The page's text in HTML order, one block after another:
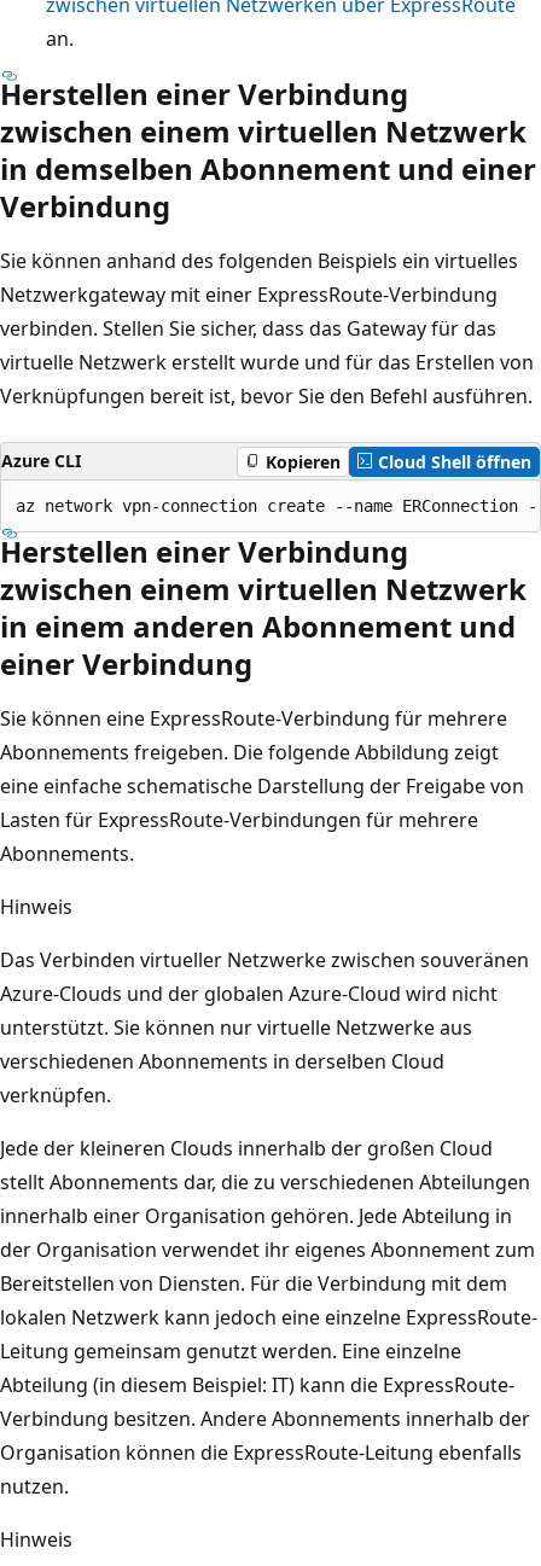
an.
Herstellen einer Verbindung
zwischen einem virtuellen Netzwerk
in demselben Abonnement und einer
Verbindung
Sie können anhand des folgenden Beispiels ein virtuelles
Netzwerkgateway mit einer ExpressRoute-Verbindung
verbinden. Stellen Sie sicher, dass das Gateway für das
virtuelle Netzwerk erstellt wurde und für das Erstellen von
Verknüpfungen bereit ist, bevor Sie den Befehl ausführen.
Azure CLI Kopieren Cloud Shell öffnen
Herstellen einer Verbindung
zwischen einem virtuellen Netzwerk
in einem anderen Abonnement und
einer Verbindung
Sie können eine ExpressRoute-Verbindung für mehrere
Abonnements freigeben. Die folgende Abbildung zeigt
eine einfache schematische Darstellung der Freigabe von
Lasten für ExpressRoute-Verbindungen für mehrere
Abonnements.
Hinweis
Das Verbinden virtueller Netzwerke zwischen souveränen
Azure-Clouds und der globalen Azure-Cloud wird nicht
unterstützt. Sie können nur virtuelle Netzwerke aus
verschiedenen Abonnements in derselben Cloud
verknüpfen.
Jede der kleineren Clouds innerhalb der großen Cloud
stellt Abonnements dar, die zu verschiedenen Abteilungen
innerhalb einer Organisation gehören. Jede Abteilung in
der Organisation verwendet ihr eigenes Abonnement zum
Bereitstellen von Diensten. Für die Verbindung mit dem
lokalen Netzwerk kann jedoch eine einzelne ExpressRoute-
Leitung gemeinsam genutzt werden. Eine einzelne
Abteilung (in diesem Beispiel: IT) kann die ExpressRoute-
Verbindung besitzen. Andere Abonnements innerhalb der
Organisation können die ExpressRoute-Leitung ebenfalls
nutzen.
Hinweis